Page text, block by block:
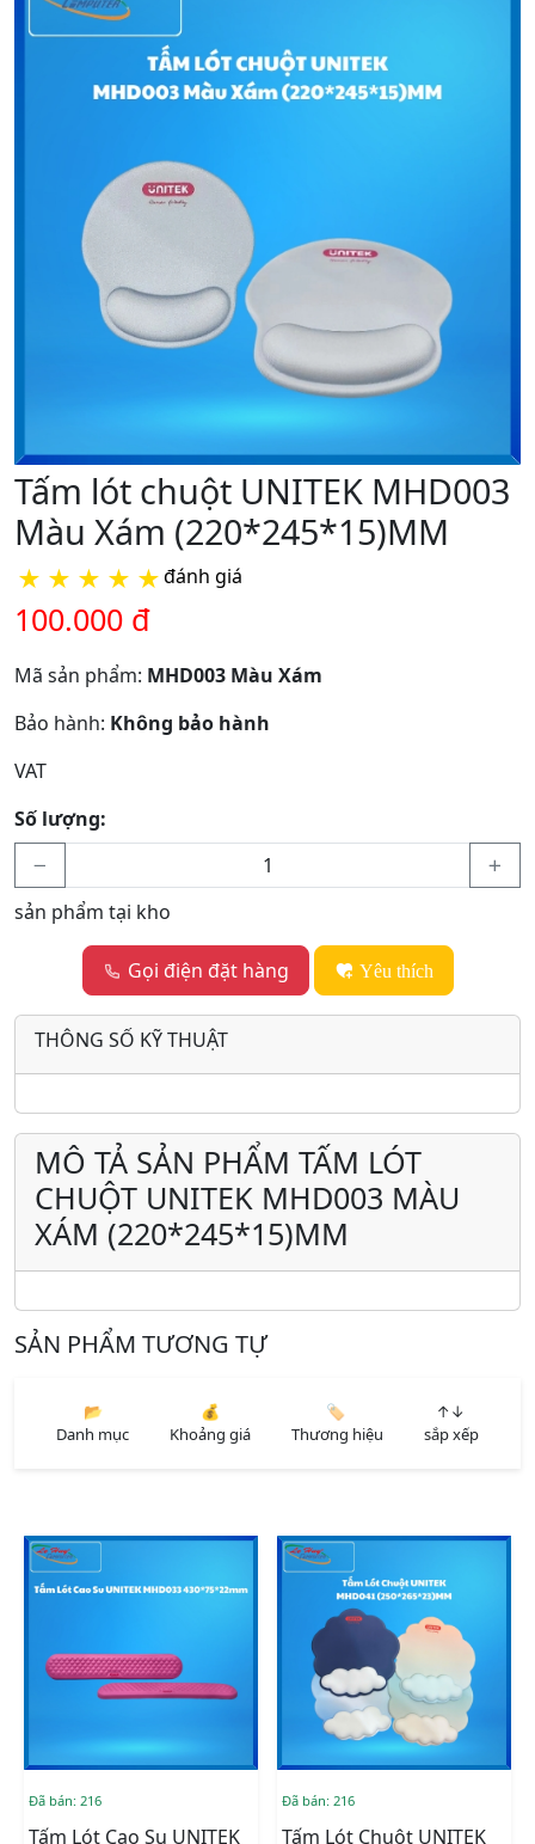
Tấm lót chuột UNITEK MHD003
Màu Xám (220*245*15)MM
★ ★ ★ ★ ★đánh giá
100.000 đ
Mã sản phẩm: MHD003 Màu Xám
Bảo hành: Không bảo hành
VAT
Số lượng:
sản phẩm tại kho
Gọi điện đặt hàng Yêu thích
THÔNG SỐ KỸ THUẬT
MÔ TẢ SẢN PHẨM TẤM LÓT
CHUỘT UNITEK MHD003 MÀU
XÁM (220*245*15)MM
SẢN PHẨM TƯƠNG TỰ
📂
Danh mục
💰
Khoảng giá
🏷️
Thương hiệu
↑↓
sắp xếp
Đã bán: 216
Tấm Lót Cao Su UNITEK
Đã bán: 216
Tấm Lót Chuột UNITEK